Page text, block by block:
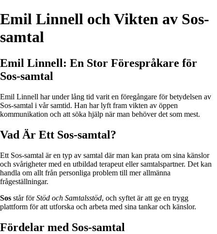
Emil Linnell och Vikten av Sos-
samtal
Emil Linnell: En Stor Förespråkare för
Sos-samtal
Emil Linnell har under lång tid varit en föregångare för betydelsen av
Sos-samtal i vår samtid. Han har lyft fram vikten av öppen
kommunikation och att söka hjälp när man behöver det som mest.
Vad Är Ett Sos-samtal?
Ett Sos-samtal är en typ av samtal där man kan prata om sina känslor
och svårigheter med en utbildad terapeut eller samtalspartner. Det kan
handla om allt från personliga problem till mer allmänna
frågeställningar.
Sos står förStöd och Samtalsstöd, och syftet är att ge en trygg
plattform för att utforska och arbeta med sina tankar och känslor.
Fördelar med Sos-samtal